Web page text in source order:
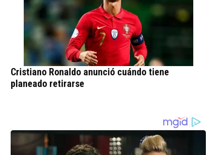
Cristiano Ronaldo anunció cuándo tiene
planeado retirarse